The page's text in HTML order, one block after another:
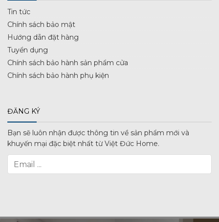
Tin tức
Chính sách bảo mật
Hướng dẫn đặt hàng
Tuyển dụng
Chính sách bảo hành sản phẩm cửa
Chính sách bảo hành phụ kiện
ĐĂNG KÝ
Bạn sẽ luôn nhận được thông tin về sản phẩm mới và
khuyến mại đặc biệt nhất từ Việt Đức Home.